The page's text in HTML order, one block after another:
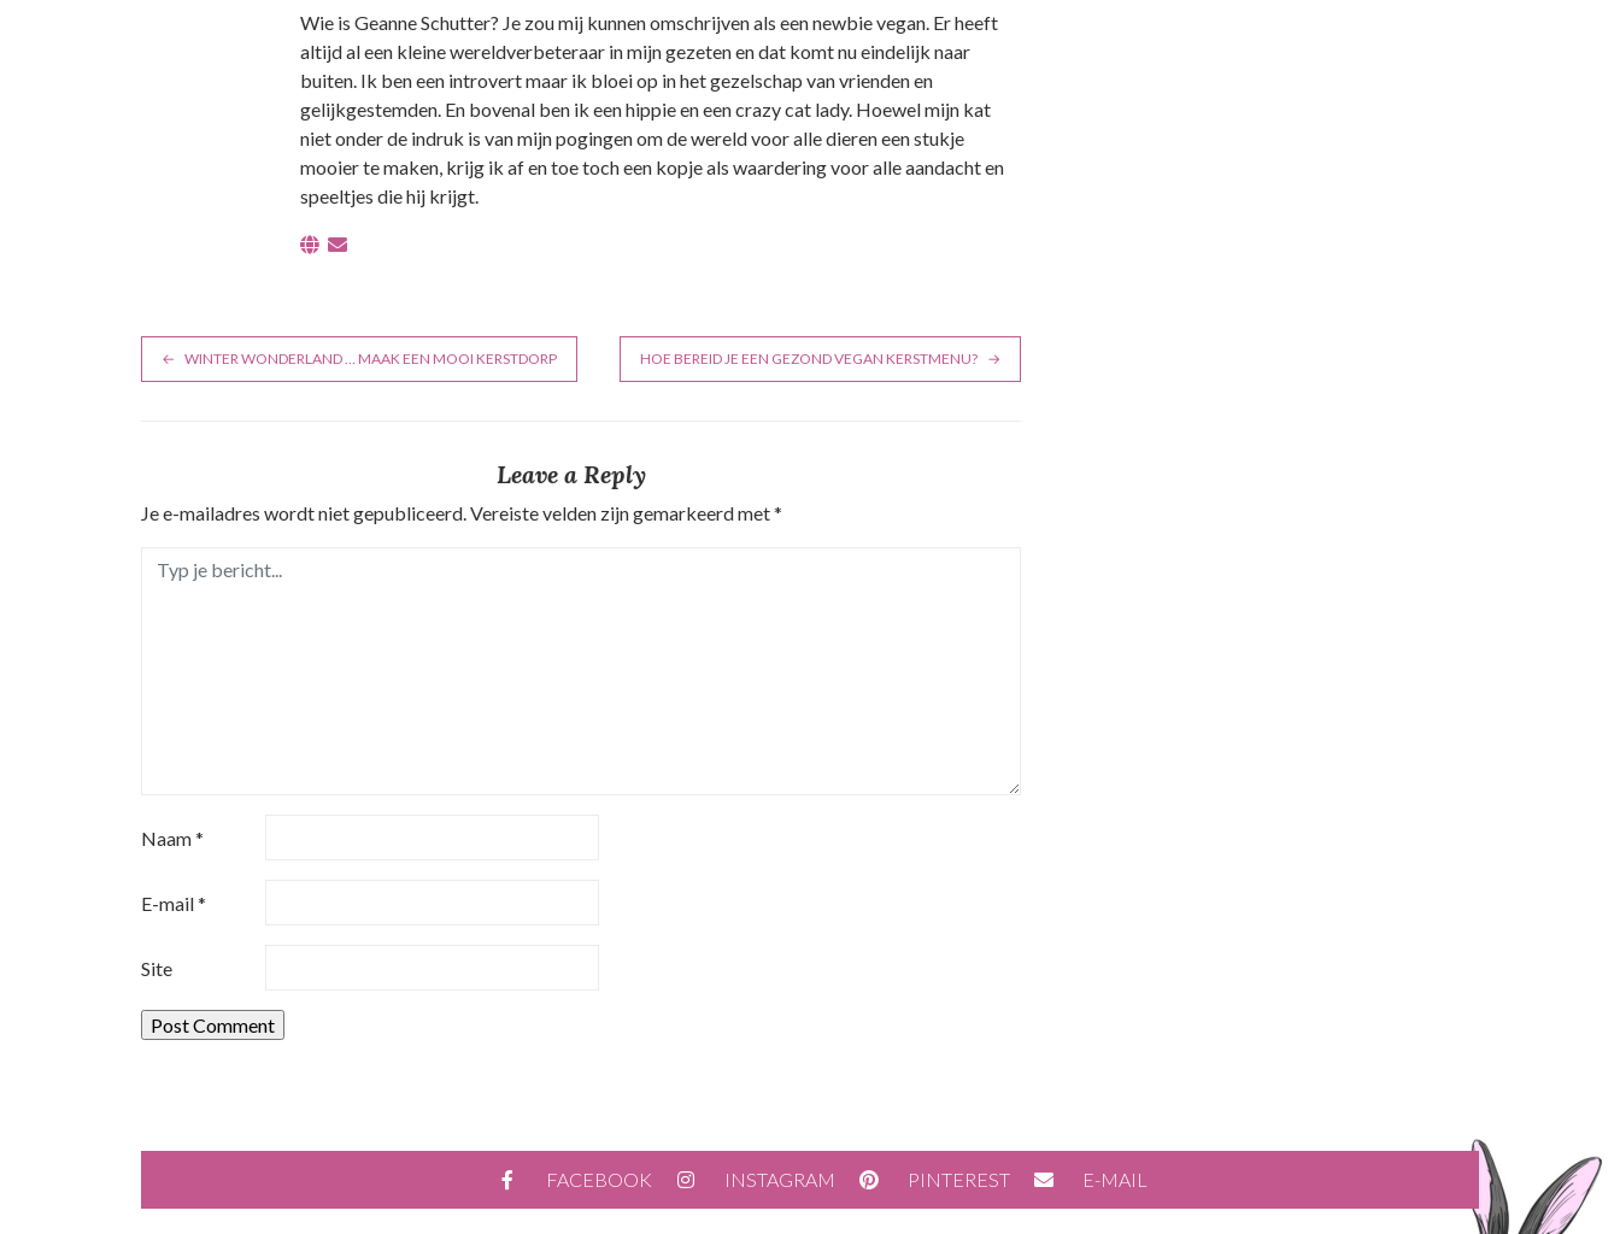
Wie is Geanne Schutter? Je zou mij kunnen omschrijven als een newbie vegan. Er heeft
altijd al een kleine wereldverbeteraar in mijn gezeten en dat komt nu eindelijk naar
buiten. Ik ben een introvert maar ik bloei op in het gezelschap van vrienden en
gelijkgestemden. En bovenal ben ik een hippie en een crazy cat lady. Hoewel mijn kat
niet onder de indruk is van mijn pogingen om de wereld voor alle dieren een stukje
mooier te maken, krijg ik af en toe toch een kopje als waardering voor alle aandacht en
speeltjes die hij krijgt.
B
i
g
a
t
i
e
WINTER WONDERLAND … MAAK EEN MOOI KERSTDORP HOE BEREID JE EEN GEZOND VEGAN KERSTMENU?
Leave a Reply
Je e-mailadres wordt niet gepubliceerd.Vereiste velden zijn gemarkeerd met*
Naam*
E-mail*
Site
FACEBOOK INSTAGRAM PINTEREST E-MAIL